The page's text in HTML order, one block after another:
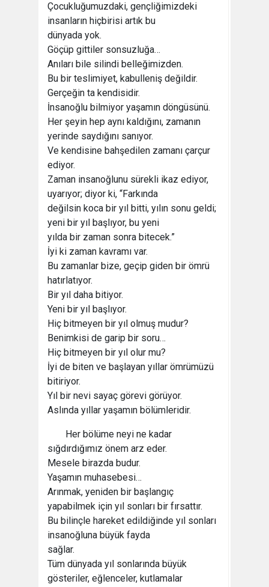
Çocukluğumuzdaki, gençliğimizdeki
insanların hiçbirisi artık bu
dünyada yok.
Göçüp gittiler sonsuzluğa…
Anıları bile silindi belleğimizden.
Bu bir teslimiyet, kabulleniş değildir.
Gerçeğin ta kendisidir.
İnsanoğlu bilmiyor yaşamın döngüsünü.
Her şeyin hep aynı kaldığını, zamanın
yerinde saydığını sanıyor.
Ve kendisine bahşedilen zamanı çarçur
ediyor.
Zaman insanoğlunu sürekli ikaz ediyor,
uyarıyor; diyor ki, “Farkında
değilsin koca bir yıl bitti, yılın sonu geldi;
yeni bir yıl başlıyor, bu yeni
yılda bir zaman sonra bitecek.”
İyi ki zaman kavramı var.
Bu zamanlar bize, geçip giden bir ömrü
hatırlatıyor.
Bir yıl daha bitiyor.
Yeni bir yıl başlıyor.
Hiç bitmeyen bir yıl olmuş mudur?
Benimkisi de garip bir soru…
Hiç bitmeyen bir yıl olur mu?
İyi de biten ve başlayan yıllar ömrümüzü
bitiriyor.
Yıl bir nevi sayaç görevi görüyor.
Aslında yıllar yaşamın bölümleridir.
Her bölüme neyi ne kadar
sığdırdığımız önem arz eder.
Mesele birazda budur.
Yaşamın muhasebesi…
Arınmak, yeniden bir başlangıç
yapabilmek için yıl sonları bir fırsattır.
Bu bilinçle hareket edildiğinde yıl sonları
insanoğluna büyük fayda
sağlar.
Tüm dünyada yıl sonlarında büyük
gösteriler, eğlenceler, kutlamalar